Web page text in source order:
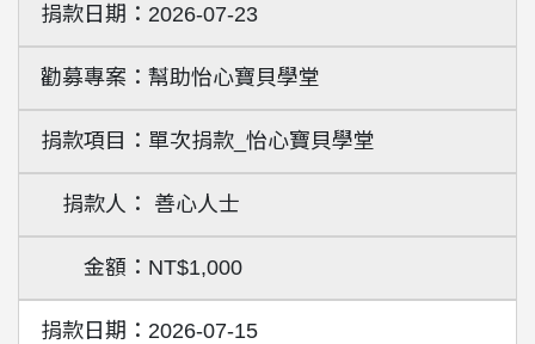
2026-07-23
幫助怡心寶貝學堂
單次捐款_怡心寶貝學堂
善心人士
NT$1,000
2026-07-15